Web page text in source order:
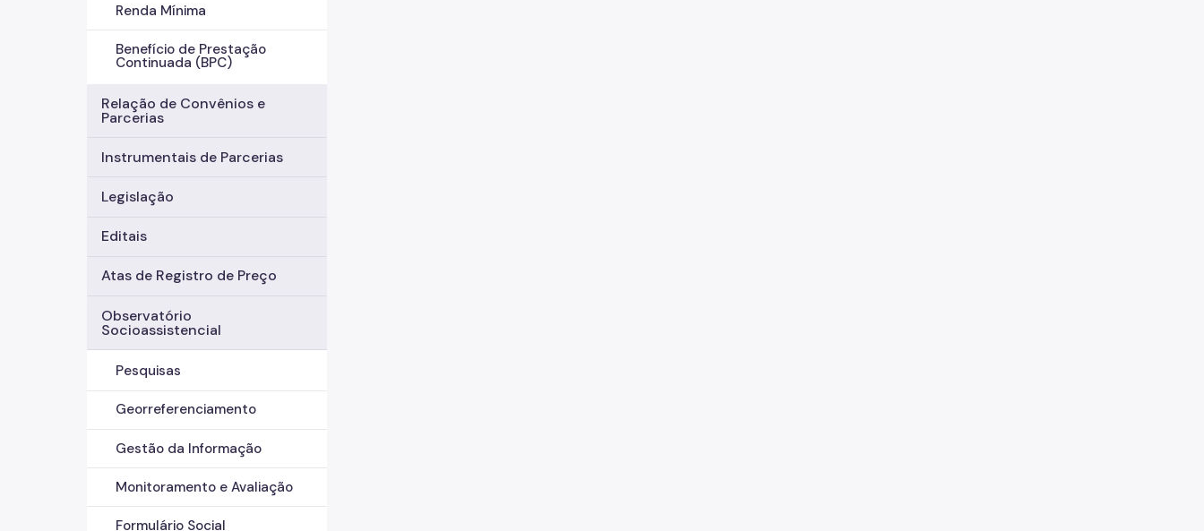
Renda Mínima
Benefício de Prestação
Continuada (BPC)
Relação de Convênios e
Parcerias
Instrumentais de Parcerias
Legislação
Editais
Atas de Registro de Preço
Observatório
Socioassistencial
Pesquisas
Georreferenciamento
Gestão da Informação
Monitoramento e Avaliação
Formulário Social